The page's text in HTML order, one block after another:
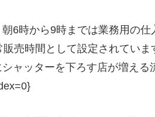
6時から9時までは業務用の
売時間として設定されてい
ャッターを下ろす店が増える